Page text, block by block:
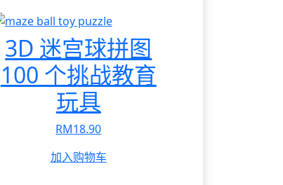
3D 迷宫球拼图
100 个挑战教育
玩具
RM18.90
加入购物车